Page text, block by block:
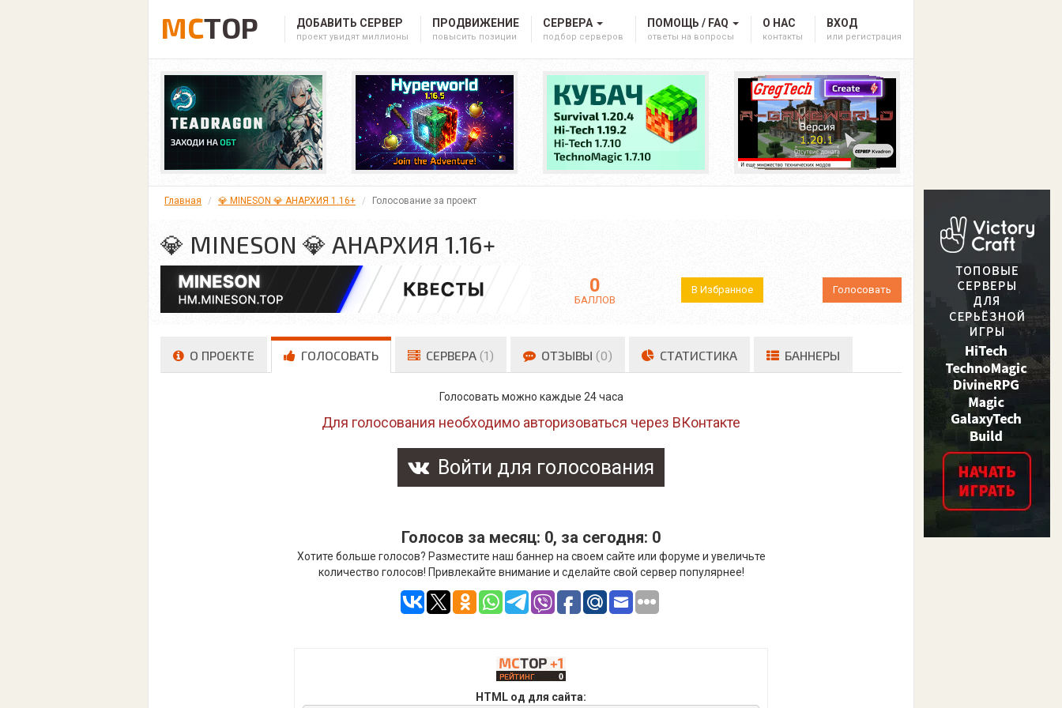
MCTOP ДОБАВИТЬ СЕРВЕР
проект увидят миллионы
ПРОДВИЖЕНИЕ
повысить позиции
СЕРВЕРА
подбор серверов
ПОМОЩЬ / FAQ
ответы на вопросы
О НАС
контакты
ВХОД
или регистрация
Главная 💎 MINESON 💎 АНАРХИЯ 1.16+ Голосование за проект
💎 MINESON 💎 АНАРХИЯ 1.16+
0
БАЛЛОВ
В Избранное Голосовать
О ПРОЕКТЕ ГОЛОСОВАТЬ СЕРВЕРА (1) ОТЗЫВЫ (0) СТАТИСТИКА БАННЕРЫ
Голосовать можно каждые 24 часа
Для голосования необходимо авторизоваться через ВКонтакте
Войти для голосования
Голосов за месяц: 0, за сегодня: 0
Хотите больше голосов? Разместите наш баннер на своем сайте или форуме и увеличьте
количество голосов! Привлекайте внимание и сделайте свой сервер популярнее!
HTML од для сайта: